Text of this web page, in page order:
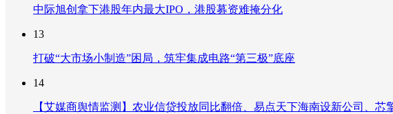
中际旭创拿下港股年内最大IPO，港股募资难掩分化
13
打破“大市场小制造”困局，筑牢集成电路“第三极”底座
14
【艾媒商舆情监测】农业信贷投放同比翻倍、易点天下海南设新公司、芯